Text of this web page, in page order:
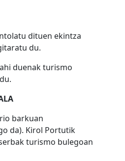
dituen ekintza
du.
duenak turismo
barkuan
da). Kirol Portutik
turismo bulegoan